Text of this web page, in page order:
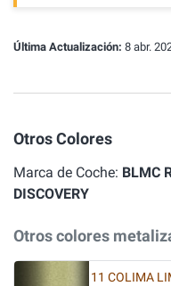
Última Actualización: 8 abr.
Otros Colores
Marca de Coche: BLMC
DISCOVERY
Otros colores
11 COLIMA